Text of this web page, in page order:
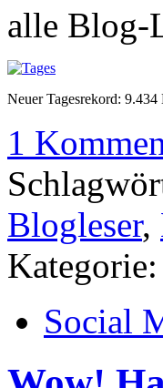
alle Blog-
Neuer Tagesrekord:
1
Blogleser,
Kategorie:
Social